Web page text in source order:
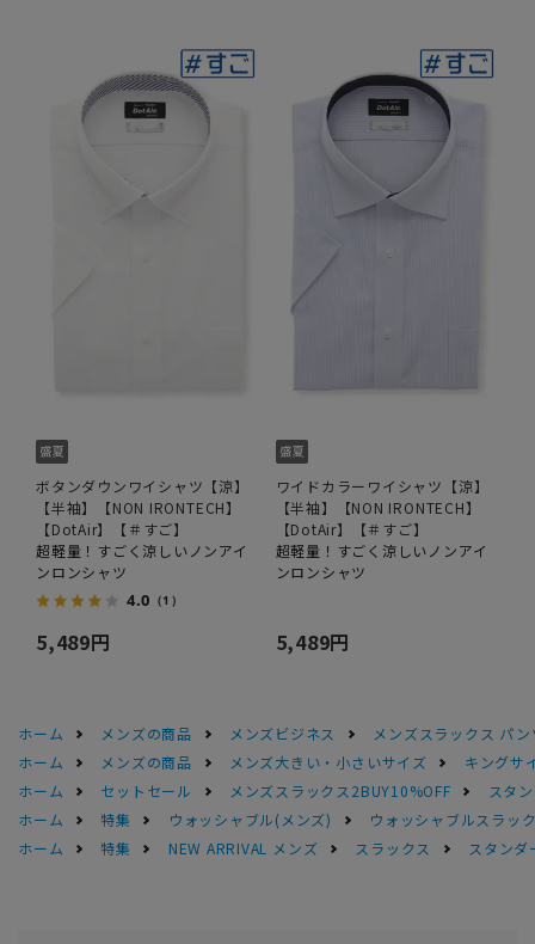
ボタンダウンワイシャツ【涼】
【半袖】【NON IRONTECH】
【DotAir】【＃すご】
超軽量！すごく涼しいノンアイ
ンロンシャツ
4.0 （1）
5,489円
ワイドカラーワイシャツ【涼】
【半袖】【NON IRONTECH】
【DotAir】【＃すご】
超軽量！すごく涼しいノンアイ
ンロンシャツ
5,489円
ホーム メンズの商品 メンズビジネス
メンズスラックス パン
ホーム
メンズの商品 メンズ大きい・小さいサイズ
キングサ
ホーム
セットセール メンズスラックス2BUY10%OFF
スタ
ホーム
特集 ウォッシャブル(メンズ)
ウォッシャブルスラッ
ホーム
特集 NEW ARRIVAL メンズ スラックス スタン